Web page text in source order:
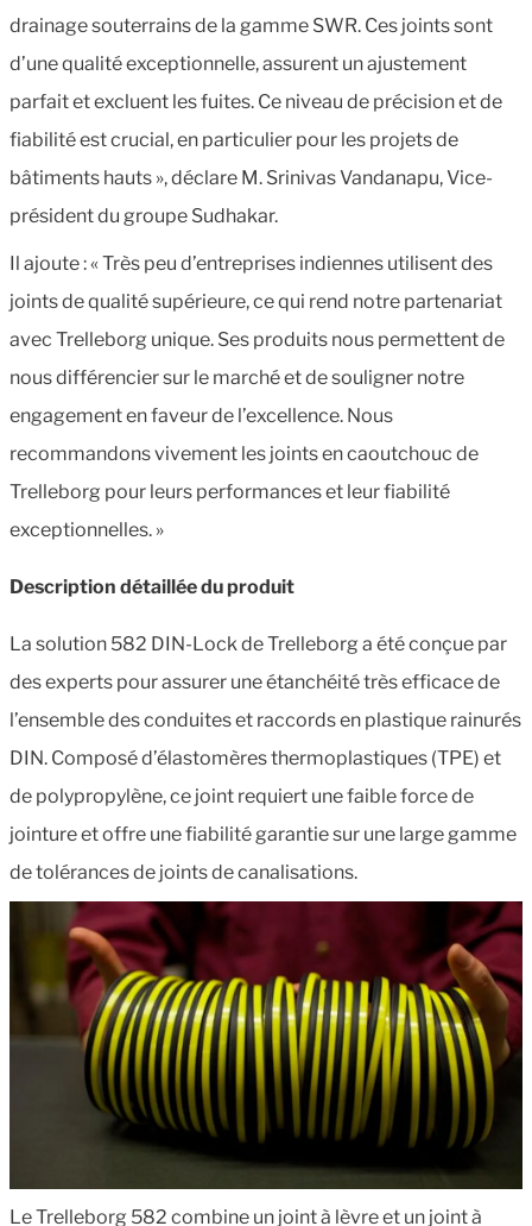
drainage souterrains de la gamme SWR. Ces joints sont
d’une qualité exceptionnelle, assurent un ajustement
parfait et excluent les fuites. Ce niveau de précision et de
fiabilité est crucial, en particulier pour les projets de
bâtiments hauts », déclare M. Srinivas Vandanapu, Vice-
président du groupe Sudhakar.
Il ajoute : « Très peu d’entreprises indiennes utilisent des
joints de qualité supérieure, ce qui rend notre partenariat
avec Trelleborg unique. Ses produits nous permettent de
nous différencier sur le marché et de souligner notre
engagement en faveur de l’excellence. Nous
recommandons vivement les joints en caoutchouc de
Trelleborg pour leurs performances et leur fiabilité
exceptionnelles. »
Description détaillée du produit
La solution 582 DIN-Lock de Trelleborg a été conçue par
des experts pour assurer une étanchéité très efficace de
l’ensemble des conduites et raccords en plastique rainurés
DIN. Composé d’élastomères thermoplastiques (TPE) et
de polypropylène, ce joint requiert une faible force de
jointure et offre une fiabilité garantie sur une large gamme
de tolérances de joints de canalisations.
Le Trelleborg 582 combine un joint à lèvre et un joint à